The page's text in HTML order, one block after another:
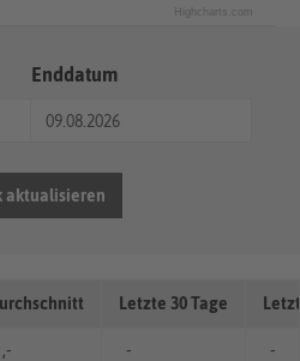
Highcharts.com
Enddatum
aktualisieren
Letzte 30 Tage
,- - -